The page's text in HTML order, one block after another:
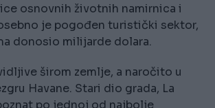
osnovnih životnih namirnica i
je pogođen turistički sektor,
donosio milijarde dolara.
širom zemlje, a naročito u
Havane. Stari dio grada, La
po jednoj od najbolje